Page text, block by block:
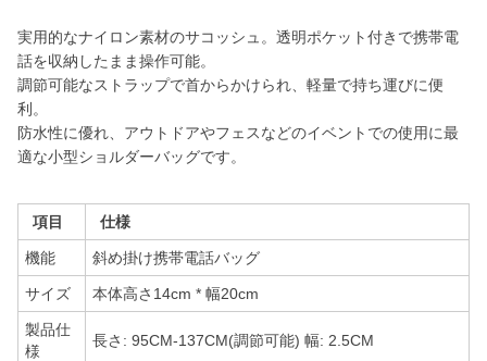
実用的なナイロン素材のサコッシュ。透明ポケット付きで携帯電
話を収納したまま操作可能。
調節可能なストラップで首からかけられ、軽量で持ち運びに便
利。
防水性に優れ、アウトドアやフェスなどのイベントでの使用に最
適な小型ショルダーバッグです。
項目 仕様
機能 斜め掛け携帯電話バッグ
サイズ 本体高さ14cm * 幅20cm
製品仕
様
長さ: 95CM-137CM(調節可能) 幅: 2.5CM